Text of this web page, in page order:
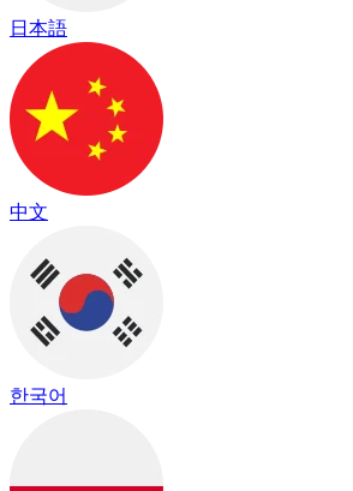
日本語
中文
한국어